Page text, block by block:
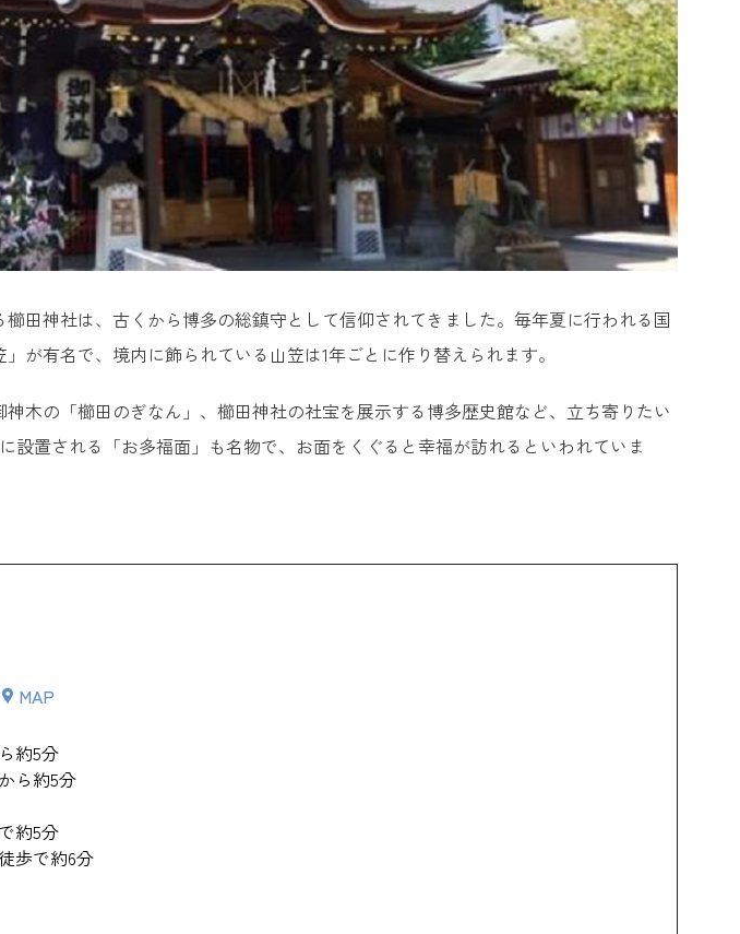
モール
田神社は、古くから博多の総鎮守として信仰されてきました。毎年夏に行われる国
が有名で、境内に飾られている山笠は1年ごとに作り替えられます。
木の「櫛田のぎなん」、櫛田神社の社宝を展示する博多歴史館など、立ち寄りたい
設置される「お多福面」も名物で、お面をくぐると幸福が訪れるといわれていま
MAP
約5分
ら約5分
約5分
歩で約6分